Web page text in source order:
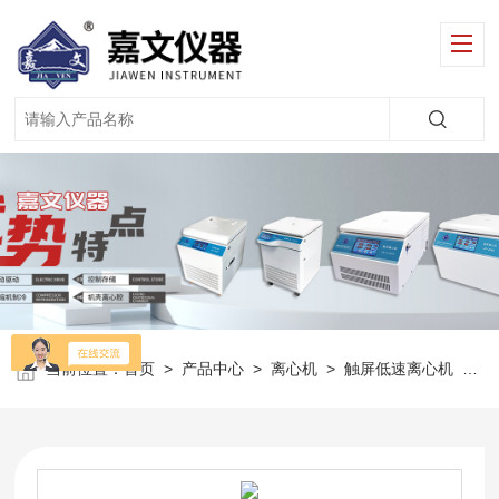
当前位置：首页 > 产品中心 >离心机 >触屏低速离心机